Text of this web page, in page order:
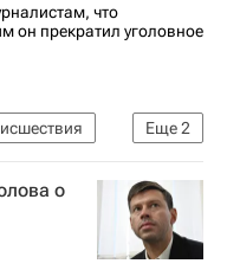
что
он прекратил уголовное
Еще2
о